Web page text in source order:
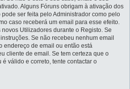
Alguns Fóruns obrigam à ativação dos
pode ser feita pelo Administrador como pelo
caso receberá um email para esse efeito.
Utilizadores durante o Registo. Se
Se não recebeu nenhum email
endereço de email ou então está
cliente de email. Se tem certeza que o
válido e correto, tente contactar o